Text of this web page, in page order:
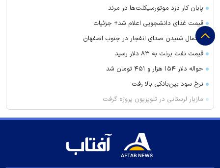
پایان کار دزد موتورسیکلت‌ها در مرند
قیمت غذای دانشجویی اعلام شد+ جزئیات
احتمال شنیدن صدای انفجار در جنوب اصفهان
قیمت نفت برنت به ۸۳ دلار رسید
حواله دلار ۱۵۴ هزار و ۴۵۱ تومان شد
نرخ سود بین‌بانکی بالا رفت
مازیار لرستانی در تلویزیون پروژه گرفت
ولتاژ ایده‌آل باتری خودرو چقدر است؟
مهار آتش در اطراف غار هامپوئیل مراغه